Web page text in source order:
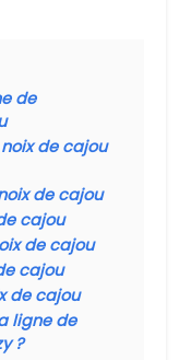
de
de cajou
de cajou
cajou
de cajou
cajou
de cajou
ligne de
?